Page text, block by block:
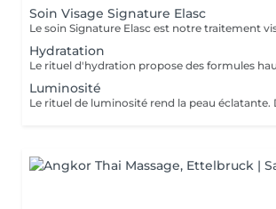
Soin Visage Signature Elasc
Hydratation
Luminosité